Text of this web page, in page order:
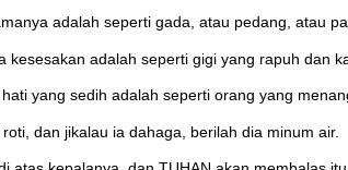
adalah seperti gada, atau pedang, atau
adalah seperti gigi yang rapuh dan
yang sedih adalah seperti orang yang
dan jikalau ia dahaga, berilah dia minum air.